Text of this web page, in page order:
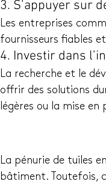
3. S’appuyer sur
Les entreprises
fournisseurs fiables
4. Investir dans
La recherche et le
offrir des solutions
légères ou la mise en
La pénurie de tuiles
bâtiment. Toutefois,